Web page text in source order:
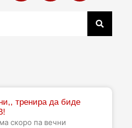
тренира да биде
скоро па вечни